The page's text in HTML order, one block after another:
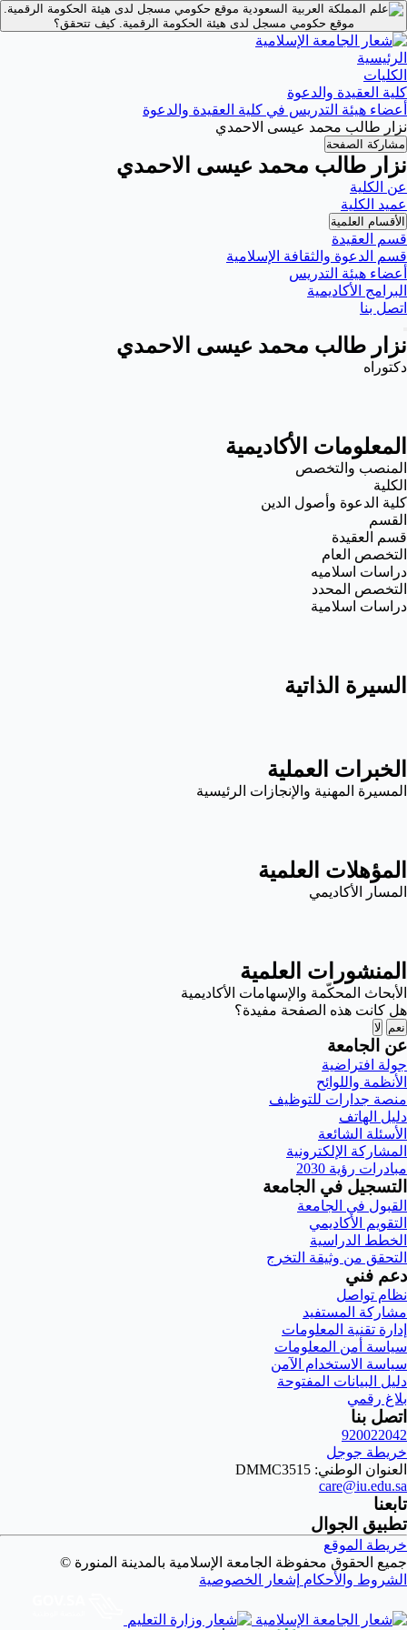
موقع حكومي مسجل لدى هيئة الحكومة الرقمية.
موقع حكومي مسجل لدى هيئة الحكومة الرقمية.كيف تتحقق؟
الرئيسية
الكليات
كلية العقيدة والدعوة
أعضاء هيئة التدريس في كلية العقيدة والدعوة
نزار طالب محمد عيسى الاحمدي
مشاركة الصفحة
نزار طالب محمد عيسى الاحمدي
عن الكلية
عميد الكلية
الأقسام العلمية
قسم العقيدة
قسم الدعوة والثقافة الإسلامية
أعضاء هيئة التدريس
البرامج الأكاديمية
اتصل بنا
نزار طالب محمد عيسى الاحمدي
دكتوراه
المعلومات الأكاديمية
المنصب والتخصص
الكلية
كلية الدعوة وأصول الدين
القسم
قسم العقيدة
التخصص العام
دراسات اسلاميه
التخصص المحدد
دراسات اسلامية
السيرة الذاتية
الخبرات العملية
المسيرة المهنية والإنجازات الرئيسية
المؤهلات العلمية
المسار الأكاديمي
المنشورات العلمية
الأبحاث المحكّمة والإسهامات الأكاديمية
هل كانت هذه الصفحة مفيدة؟
نعم لا
عن الجامعة
جولة افتراضية
الأنظمة واللوائح
منصة جدارات للتوظيف
دليل الهاتف
الأسئلة الشائعة
المشاركة الإلكترونية
مبادرات رؤية 2030
التسجيل في الجامعة
القبول في الجامعة
التقويم الأكاديمي
الخطط الدراسية
التحقق من وثيقة التخرج
دعم فني
نظام تواصل
مشاركة المستفيد
إدارة تقنية المعلومات
سياسة أمن المعلومات
سياسة الاستخدام الآمن
دليل البيانات المفتوحة
بلاغ رقمي
اتصل بنا
920022042
خريطة جوجل
العنوان الوطني: DMMC3515
care@iu.edu.sa
تابعنا
تطبيق الجوال
خريطة الموقع
جميع الحقوق محفوظة الجامعة الإسلامية بالمدينة المنورة ©
الشروط والأحكام إشعار الخصوصية